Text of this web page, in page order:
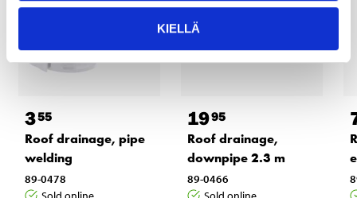
KIELLÄ
355
Roof drainage, pipe
welding
89-0478
1995
Roof drainage,
downpipe 2.3 m
89-0466